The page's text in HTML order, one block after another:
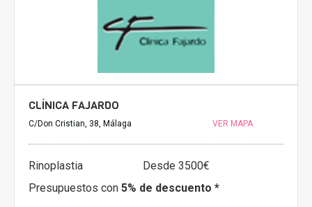
CLÍNICA FAJARDO
C/Don Cristian, 38, Málaga VER MAPA
Rinoplastia
Desde 3500€
Presupuestos con 5% de descuento *